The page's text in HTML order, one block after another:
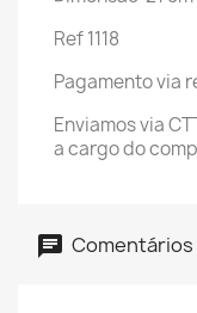
Ref 1118
Pagamento via
Enviamos via
a cargo do
Comentários